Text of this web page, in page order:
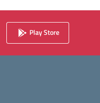
Play Store